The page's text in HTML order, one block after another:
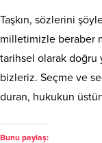
Taşkın, sözlerini
milletimizle beraber
tarihsel olarak
bizleriz. Seçme ve
duran, hukukun
Bunu paylaş: